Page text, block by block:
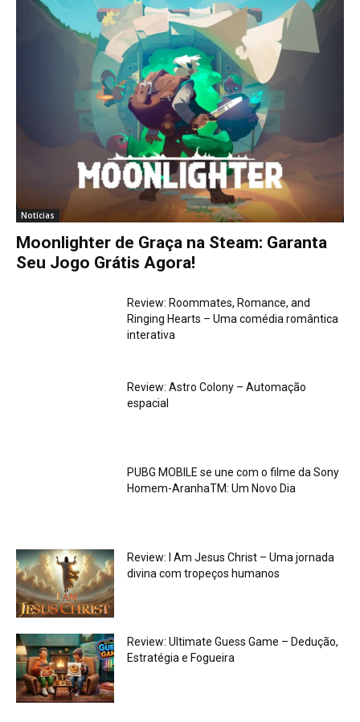
Notícias
Moonlighter de Graça na Steam: Garanta
Seu Jogo Grátis Agora!
Review: Roommates, Romance, and
Ringing Hearts – Uma comédia romântica
interativa
Review: Astro Colony – Automação
espacial
PUBG MOBILE se une com o filme da Sony
Homem-AranhaTM: Um Novo Dia
Review: I Am Jesus Christ – Uma jornada
divina com tropeços humanos
Review: Ultimate Guess Game – Dedução,
Estratégia e Fogueira